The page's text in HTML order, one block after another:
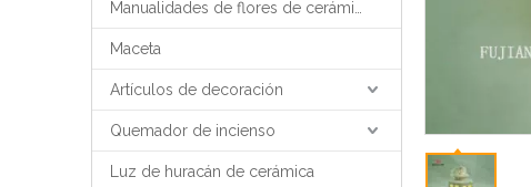
Maceta
Artículos de decoración
Quemador de incienso
Luz de huracán de cerámica